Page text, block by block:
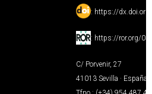
: https://
: https://ror.org/
C/ Porvenir, 27
41013 Sevilla · España